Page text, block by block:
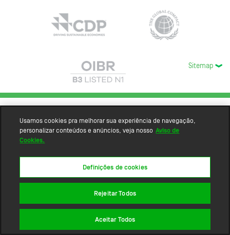
Sitemap
Usamos cookies pra melhorar sua experiência de navegação,
personalizar conteúdos e anúncios, veja nosso Aviso de
Cookies.
Definições de cookies
Rejeitar Todos
Aceitar Todos